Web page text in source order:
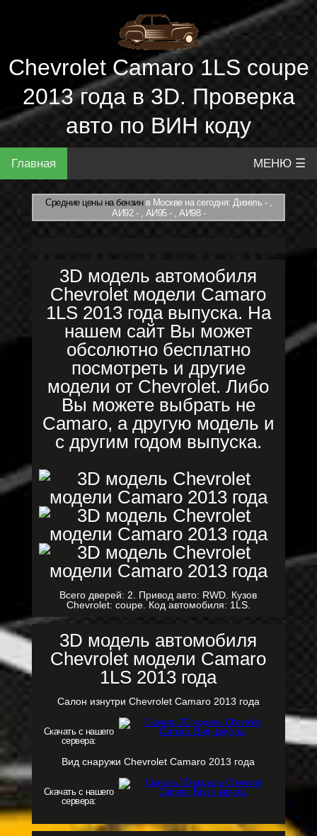
Chevrolet Camaro 1LS coupe
2013 года в 3D. Проверка
авто по ВИН коду
Главная МЕНЮ ☰
Средние цены на бензинв Москве на сегодня: Дизель - ,
АИ92 - , АИ95 - , АИ98 -
3D модель автомобиля
Chevrolet модели Camaro
1LS 2013 года выпуска. На
нашем сайт Вы может
обсолютно бесплатно
посмотреть и другие
модели от Chevrolet. Либо
Вы можете выбрать не
Camaro, а другую модель и
с другим годом выпуска.
Всего дверей: 2. Привод авто: RWD. Кузов
Chevrolet: coupe. Код автомобиля: 1LS.
3D модель автомобиля
Chevrolet модели Camaro
1LS 2013 года
Салон изнутри Chevrolet Camaro 2013 года
Скачать с нашего
сервера:
Вид снаружи Chevrolet Camaro 2013 года
Скачать с нашего
сервера: